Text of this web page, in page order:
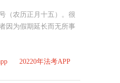
（农历正月十五）。很
因为假期延长而无所事
20220年法考APP